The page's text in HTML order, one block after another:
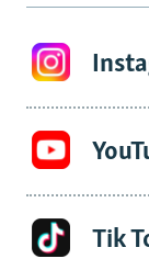
Tik